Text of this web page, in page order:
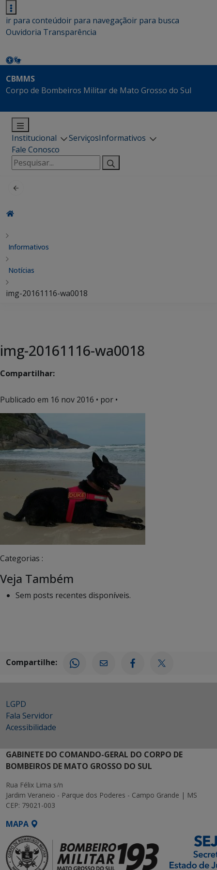
ir para conteúdoir para navegaçãoir para busca
Ouvidoria Transparência
CBMMS
Corpo de Bombeiros Militar de Mato Grosso do Sul
Institucional ServiçosInformativos
Fale Conosco
Pesquisar
por:
Informativos
Notícias
img-20161116-wa0018
img-20161116-wa0018
Compartilhar:
Publicado em 16 nov 2016 • por •
Categorias :
Veja Também
Sem posts recentes disponíveis.
Compartilhe:
LGPD
Fala Servidor
Acessibilidade
GABINETE DO COMANDO-GERAL DO CORPO DE
BOMBEIROS DE MATO GROSSO DO SUL
Rua Félix Lima s/n
Jardim Veraneio - Parque dos Poderes - Campo Grande | MS
CEP: 79021-003
MAPA